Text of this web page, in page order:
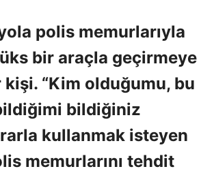
polis memurlarıyla
bir araçla geçirmeye
kişi. “Kim olduğumu, bu
bildiğiniz
kullanmak isteyen
memurlarını tehdit